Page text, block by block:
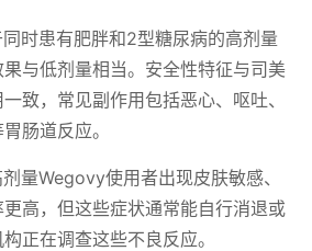
时患有肥胖和2型糖尿病的高剂量
与低剂量相当。安全性特征与司美
致，常见副作用包括恶心、呕吐、
肠道反应。
量Wegovy使用者出现皮肤敏感、
高，但这些症状通常能自行消退或
正在调查这些不良反应。